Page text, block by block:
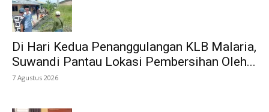
Di Hari Kedua Penanggulangan KLB Malaria,
Suwandi Pantau Lokasi Pembersihan Oleh...
7 Agustus 2026